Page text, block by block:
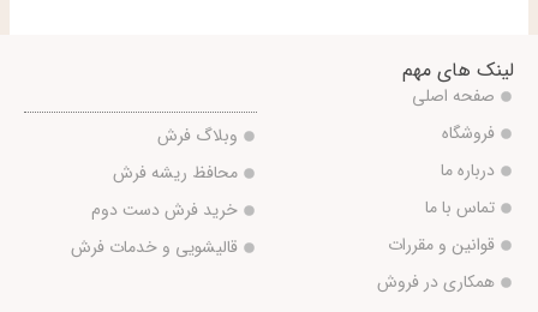
لینک های مهم
صفحه اصلی
فروشگاه
درباره ما
تماس با ما
قوانین و مقررات
همکاری در فروش
وبلاگ فرش
محافظ ریشه فرش
خرید فرش دست دوم
قالیشویی و خدمات فرش